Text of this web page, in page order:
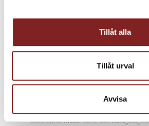
Tillåt alla
Tillåt urval
Avvisa
guide med utförliga recept som är
Mikael Björkqvist är kock, strateg och skribent
gastronomi, systemtänkande och
arbetat med AVEQIA i många år och brinner
natur och lärande kan vävas samman till
texter skriver Mikael om råvaror,